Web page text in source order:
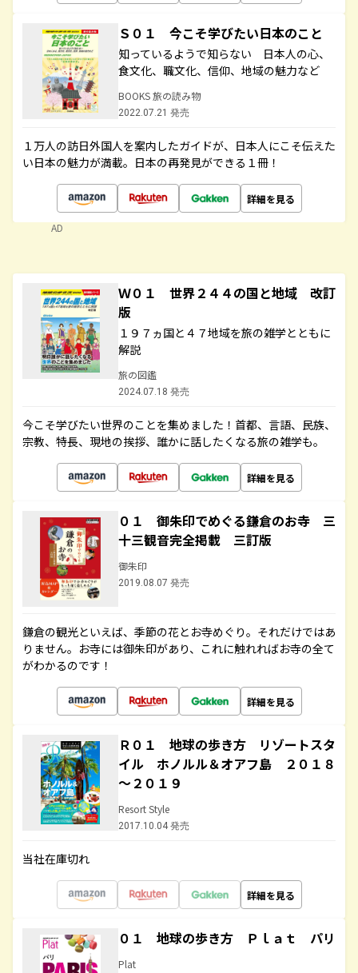
Ｓ０１ 今こそ学びたい日本のこと
知っているようで知らない 日本人の心、
食文化、職文化、信仰、地域の魅力など
BOOKS 旅の読み物
2022.07.21 発売
１万人の訪日外国人を案内したガイドが、日本人にこそ伝えた
い日本の魅力が満載。日本の再発見ができる１冊！
詳細を見る
AD
Ｗ０１ 世界２４４の国と地域 改訂
版
１９７ヵ国と４７地域を旅の雑学とともに
解説
旅の図鑑
2024.07.18 発売
今こそ学びたい世界のことを集めました！首都、言語、民族、
宗教、特長、現地の挨拶、誰かに話したくなる旅の雑学も。
詳細を見る
０１ 御朱印でめぐる鎌倉のお寺 三
十三観音完全掲載 三訂版
御朱印
2019.08.07 発売
鎌倉の観光といえば、季節の花とお寺めぐり。それだけではあ
りません。お寺には御朱印があり、これに触れればお寺の全て
がわかるのです！
詳細を見る
Ｒ０１ 地球の歩き方 リゾートスタ
イル ホノルル＆オアフ島 ２０１８
～２０１９
Resort Style
2017.10.04 発売
当社在庫切れ
詳細を見る
０１ 地球の歩き方 Ｐｌａｔ パリ
Plat